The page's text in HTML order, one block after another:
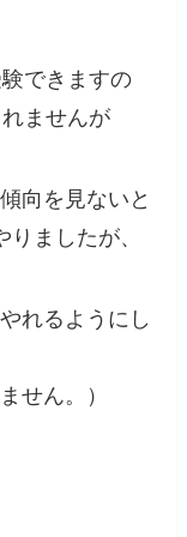
できますの
ませんが
向を見ないと
ましたが、
れるようにし
せん。）